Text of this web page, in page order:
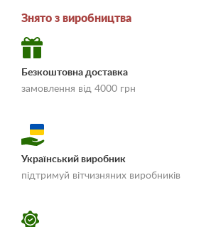
Знято з виробництва
Безкоштовна доставка
замовлення від 4000 грн
«Умови доставки і
Український виробник
підтримуй вітчизняних виробників